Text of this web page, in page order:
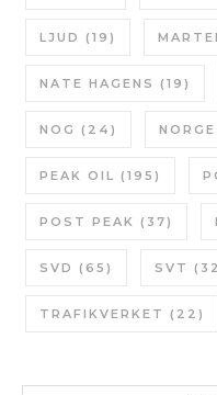
LJUD (19)
NATE HAGENS (19)
NOG (24) NORGE
PEAK OIL (195)
POST PEAK (37)
SVD (65) SVT
TRAFIKVERKET (22)